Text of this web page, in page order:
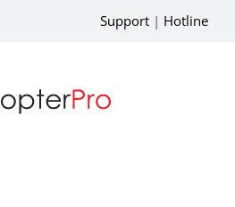
Support | Hotline